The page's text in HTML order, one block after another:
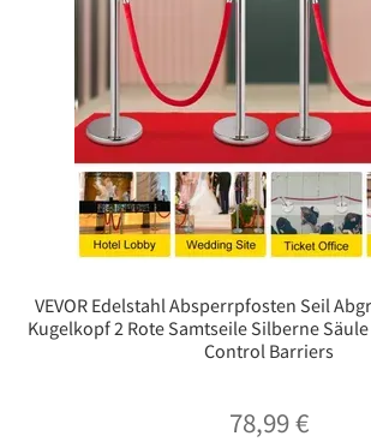
VEVOR Edelstahl Absperrpfosten Seil
Kugelkopf 2 Rote Samtseile Silberne
Control Barriers
78,99€